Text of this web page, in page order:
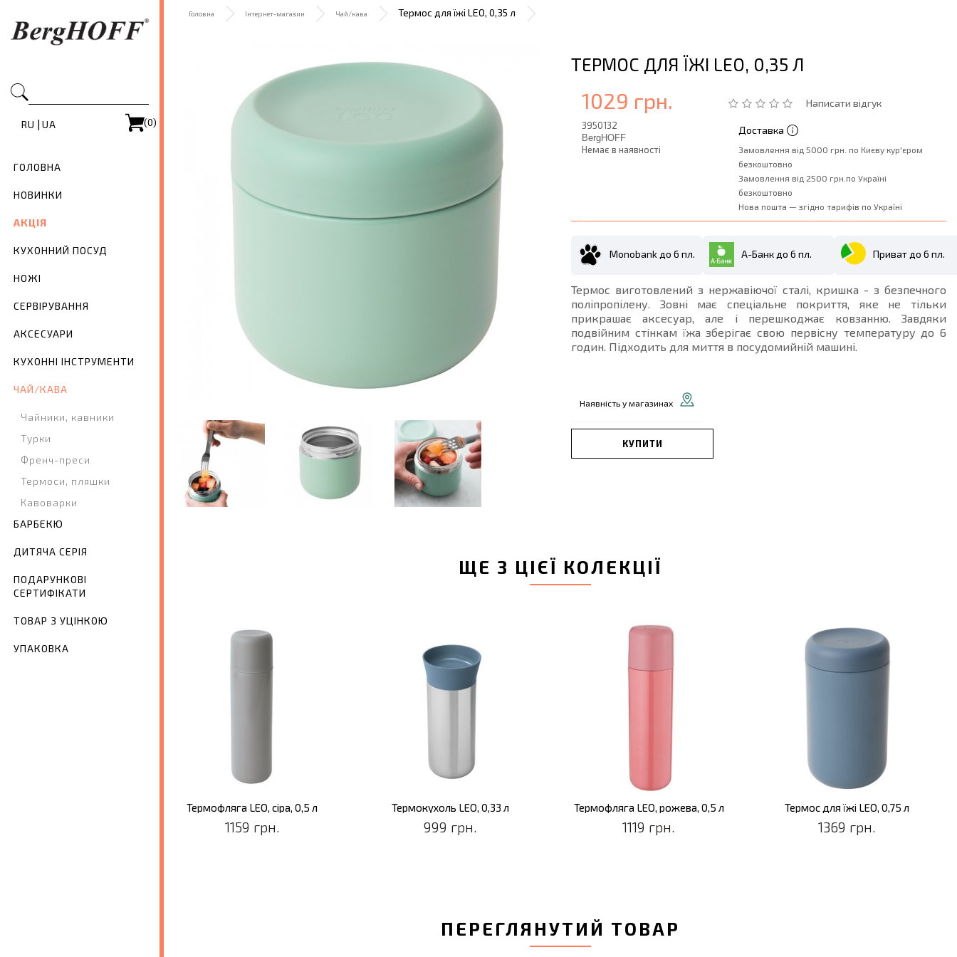
RU | UA (0)
ГОЛОВНА
НОВИНКИ
АКЦІЯ
КУХОННИЙ ПОСУД
НОЖІ
СЕРВІРУВАННЯ
АКСЕСУАРИ
КУХОННІ ІНСТРУМЕНТИ
ЧАЙ/КАВА
Чайники, кавники
Турки
Френч-преси
Термоси, пляшки
Кавоварки
БАРБЕКЮ
ДИТЯЧА СЕРІЯ
ПОДАРУНКОВІ
СЕРТИФІКАТИ
ТОВАР З УЦІНКОЮ
УПАКОВКА
Головна Інтернет-магазин Чай/кава Термос для їжі LEO, 0,35 л
ТЕРМОС ДЛЯ ЇЖІ LEO, 0,35 Л
Написати відгук
1029 грн.
3950132
BergHOFF
Немає в наявності
Доставка
Замовлення від 5000 грн. по Києву кур'єром
безкоштовно
Замовлення від 2500 грн.по Україні
безкоштовно
Нова пошта — згідно тарифів по Україні
Monobank до 6 пл. А-Банк до 6 пл. Приват до 6 пл.
Термос виготовлений з нержавіючої сталі, кришка - з безпечного
поліпропілену. Зовні має спеціальне покриття, яке не тільки
прикрашає аксесуар, але і перешкоджає ковзанню. Завдяки
подвійним стінкам їжа зберігає свою первісну температуру до 6
годин. Підходить для миття в посудомийній машині.
Наявність у магазинах
КУПИТИ
ЩЕ З ЦІЄЇ КОЛЕКЦІЇ
Термофляга LEO, сіра, 0,5 л
1159 грн.
Термокухоль LEO, 0,33 л
999 грн.
Термофляга LEO, рожева, 0,5 л
1119 грн.
Термос для їжі LEO, 0,75 л
1369 грн.
ПЕРЕГЛЯНУТИЙ ТОВАР